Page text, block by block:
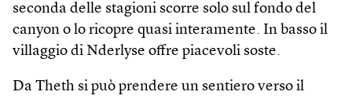
seconda delle stagioni scorre solo sul fondo del
canyon o lo ricopre quasi interamente. In basso il
villaggio di Nderlyse offre piacevoli soste.
Da Theth si può prendere un sentiero verso il